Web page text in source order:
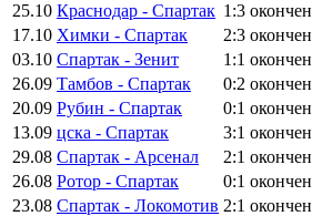
25.10 Краснодар - Спартак 1:3 окончен
17.10 Химки - Спартак 2:3 окончен
03.10 Спартак - Зенит 1:1 окончен
26.09 Тамбов - Спартак 0:2 окончен
20.09 Рубин - Спартак 0:1 окончен
13.09 цска - Спартак 3:1 окончен
29.08 Спартак - Арсенал 2:1 окончен
26.08 Ротор - Спартак 0:1 окончен
23.08 Спартак - Локомотив 2:1 окончен